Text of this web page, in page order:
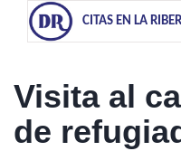
CITAS EN LA
Visita al
de